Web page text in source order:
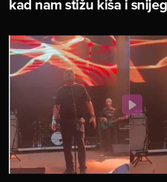
kad nam stižu kiša i snijeg